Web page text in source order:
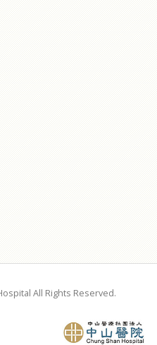
All Rights Reserved.